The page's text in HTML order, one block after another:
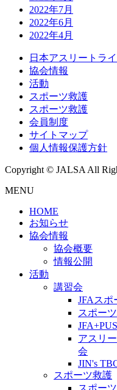
2022年7月
2022年6月
2022年4月
日本アスリートラ
協会情報
活動
スポーツ救護
スポーツ救護
会員制度
サイトマップ
個人情報保護方針
Copyright © JALSA All
MENU
HOME
お知らせ
協会情報
協会概要
情報公開
活動
講習会
JFAスポ
スポー
アスリ
会
JIN's
スポーツ救護